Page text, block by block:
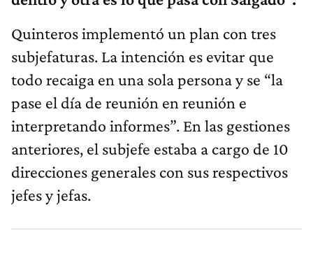
Quinteros implementó un plan con tres
subjefaturas. La intención es evitar que
todo recaiga en una sola persona y se “la
pase el día de reunión en reunión e
interpretando informes”. En las gestiones
anteriores, el subjefe estaba a cargo de 10
direcciones generales con sus respectivos
jefes y jefas.